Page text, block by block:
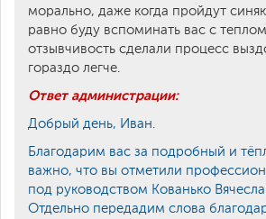
морально, даже когда пройдут
равно буду вспоминать вас с
отзывчивость сделали процесс
гораздо легче.
Ответ администрации:
Добрый день, Иван.
Благодарим вас за подробный и
важно, что вы отметили
под руководством Кованько
Отдельно передадим слова